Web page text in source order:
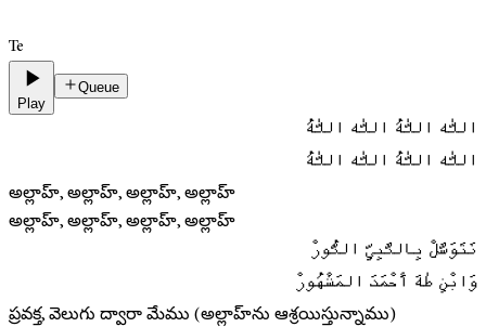
Te
Play
Queue
اللّٰه اللّٰهُ اللّٰه اللّٰهُ
اللّٰه اللّٰهُ اللّٰه اللّٰهُ
అల్లాహ్, అల్లాహ్, అల్లాహ్, అల్లాహ్
అల్లాహ్, అల్లాహ్, అల్లాహ్, అల్లాహ్
نَتَوَسَّلْ بِالنَّبِيِّ النُّورْ
وَابْنِ طٰهَ أَحْمَدَ المَشْهُورْ
ప్రవక్త, వెలుగు ద్వారా మేము (అల్లాహ్‌ను ఆశ్రయిస్తున్నాము)